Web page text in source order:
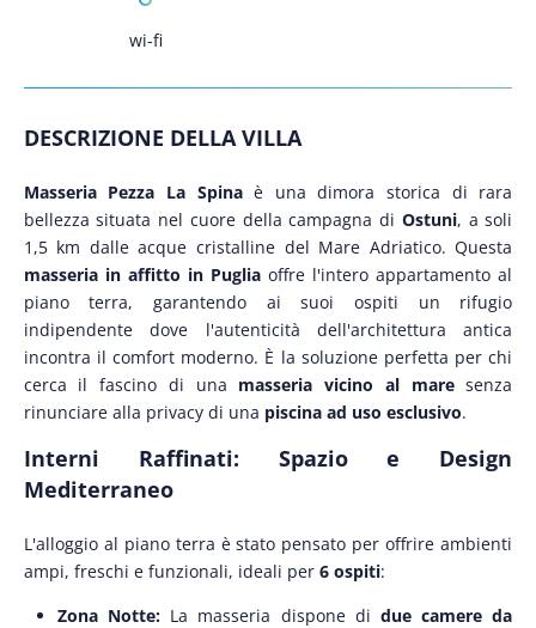
wi-fi
DESCRIZIONE DELLA VILLA
Masseria Pezza La Spinaè una dimora storica di rara
bellezza situata nel cuore della campagna di Ostuni, a soli
1,5 km dalle acque cristalline del Mare Adriatico. Questa
masseria in affitto in Puglia offre l'intero appartamento al
piano terra, garantendo ai suoi ospiti un rifugio
indipendente dove l'autenticità dell'architettura antica
incontra il comfort moderno. È la soluzione perfetta per chi
cerca il fascino di una masseria vicino al maresenza
rinunciare alla privacy di una piscina ad uso esclusivo.
Interni Raffinati: Spazio e Design
Mediterraneo
L'alloggio al piano terra è stato pensato per offrire ambienti
ampi, freschi e funzionali, ideali per 6 ospiti:
Zona Notte:La masseria dispone di due camere da